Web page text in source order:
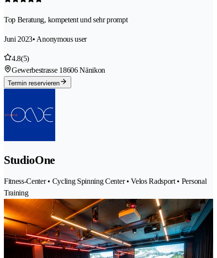
Top Beratung, kompetent und sehr prompt
Juni 2023• Anonymous user
4.8(5)
Gewerbestrasse 18606 Nänikon
Termin reservieren
StudioOne
Fitness-Center • Cycling Spinning Center • Velos Radsport • Personal
Training